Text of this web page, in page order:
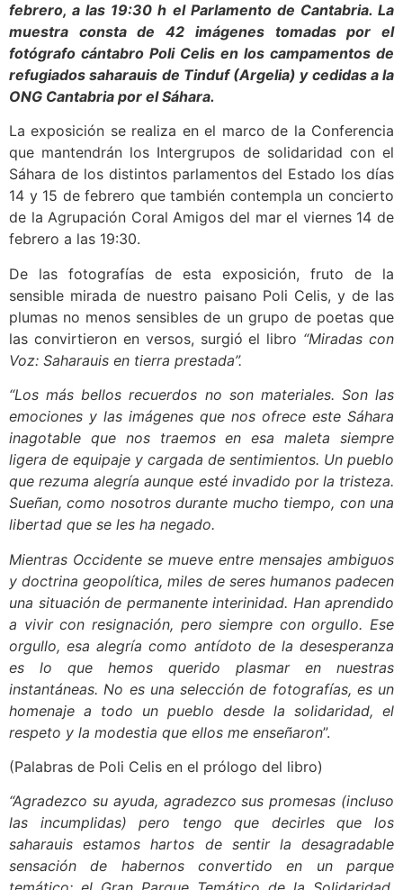
febrero, a las 19:30 h el Parlamento de Cantabria. La
muestra consta de 42 imágenes tomadas por el
fotógrafo cántabro Poli Celis en los campamentos de
refugiados saharauis de Tinduf (Argelia) y cedidas a la
ONG Cantabria por el Sáhara.
La exposición se realiza en el marco de la Conferencia
que mantendrán los Intergrupos de solidaridad con el
Sáhara de los distintos parlamentos del Estado los días
14 y 15 de febrero que también contempla un concierto
de la Agrupación Coral Amigos del mar el viernes 14 de
febrero a las 19:30.
De las fotografías de esta exposición, fruto de la
sensible mirada de nuestro paisano Poli Celis, y de las
plumas no menos sensibles de un grupo de poetas que
las convirtieron en versos, surgió el libro “Miradas con
Voz: Saharauis en tierra prestada”.
“Los más bellos recuerdos no son materiales. Son las
emociones y las imágenes que nos ofrece este Sáhara
inagotable que nos traemos en esa maleta siempre
ligera de equipaje y cargada de sentimientos. Un pueblo
que rezuma alegría aunque esté invadido por la tristeza.
Sueñan, como nosotros durante mucho tiempo, con una
libertad que se les ha negado.
Mientras Occidente se mueve entre mensajes ambiguos
y doctrina geopolítica, miles de seres humanos padecen
una situación de permanente interinidad. Han aprendido
a vivir con resignación, pero siempre con orgullo. Ese
orgullo, esa alegría como antídoto de la desesperanza
es lo que hemos querido plasmar en nuestras
instantáneas. No es una selección de fotografías, es un
homenaje a todo un pueblo desde la solidaridad, el
respeto y la modestia que ellos me enseñaron”.
(Palabras de Poli Celis en el prólogo del libro)
“Agradezco su ayuda, agradezco sus promesas (incluso
las incumplidas) pero tengo que decirles que los
saharauis estamos hartos de sentir la desagradable
sensación de habernos convertido en un parque